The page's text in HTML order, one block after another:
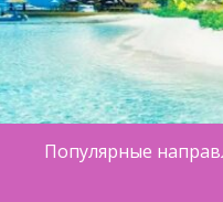
Популярные